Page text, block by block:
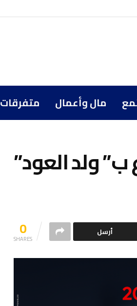
مال وأعمال متفرقات
ولد العود”
0
SHARES
أرسل